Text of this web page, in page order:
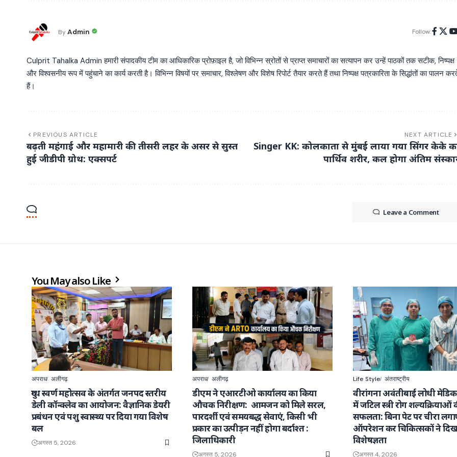
ByAdmin Follow:
Culprit Tahalka Admin हमारी संपादकीय टीम का आधिकारिक प्रोफ़ाइल है, जो विभिन्न स्रोतों से प्राप्त समाचारों का सत्यापन कर उन्हें पाठकों तक सटीक, निष्पक्ष
और विश्वसनीय रूप में पहुंचाने का कार्य करती है। विभिन्न विषयों पर समाचार, विश्लेषण और विशेष रिपोर्ट तैयार करते हैं तथा निष्पक्ष पत्रकारिता के सिद्धांतों का पालन
हैं।
PREVIOUS ARTICLE
बढ़ती महंगाई और महामारी की तीसरी लहर के असर से सुस्त
हुई जीडीपी ग्रोथ: एक्सपर्ट
NEXT ARTICLE
Singer KK: कोलकाता से मुंबई लाया गया सिंगर केके
पार्थिव शरीर, कल होगा अंतिम
Leave a Comment
You May also Like
अपराध अलीगढ़
दुग्ध स्वर्ण महोत्सव के अंतर्गत जनपद स्तरीय
डेली कॉन्क्लेव का आयोजन: वैज्ञानिक डेयरी
प्रबंधन एवं पशु स्वास्थ्य पर दिया गया विशेष
बल
अगस्त 5, 2026
अपराध अलीगढ़
डीएम ने एआरटीओ कार्यालय का किया
औचक निरीक्षण: आमजन को मिले सरल,
पारदर्शी एवं समयबद्ध सेवाएं, किसी भी
प्रकार का उत्पीड़न नहीं होगा बर्दाश्त :
जिलाधिकारी
अगस्त 5, 2026
Life Style अंतराष्ट्रीय
वीरांगना अवंतीबाई लोधी
में जटिल स्त्री रोग शल्यक्रियाओं
सफलता: बिना पेट पर चीरा
ऑपरेशन कर चिकित्सकों ने
विशेषज्ञता
अगस्त 4, 2026